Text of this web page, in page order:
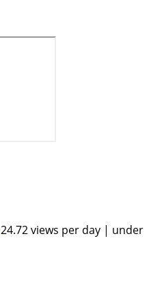
24.72 views per day | under